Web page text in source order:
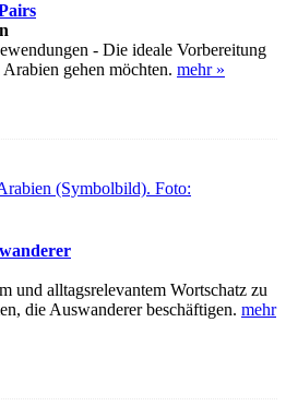
- Die ideale Vorbereitung
gehen möchten. mehr »
und alltagsrelevantem Wortschatz zu
die Auswanderer beschäftigen. mehr